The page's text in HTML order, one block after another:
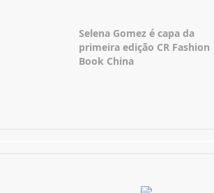
Taylor Swift Brasil
Selena Gomez é capa da
primeira edição CR Fashion
Book China